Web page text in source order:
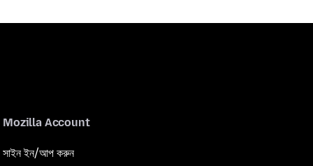
Mozilla Account
সাইন ইন/আপ করুন